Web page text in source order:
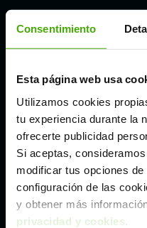
Consentimiento
Esta página web usa
Utilizamos cookies
tu experiencia durante la
ofrecerte publicidad
Si aceptas,
modificar tus opciones
configuración de las
y obtener más
privacidad y cookies
Otros coches SUV y
y ocasión
Kia EV6 Kia Sportage Kia
Tipos de carrocerías
Compacto Kia Familiar Kia